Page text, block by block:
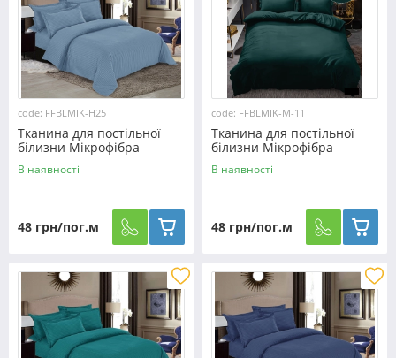
code: FFBLMIK-H25
Тканина для постільної
білизни Мікрофібра
FFBLMIK-H25 (100м)
В наявності
48 грн/пог.м
code: FFBLMIK-M-11
Тканина для постільної
білизни Мікрофібра
FFBLMIK-M-11 (100м)
В наявності
48 грн/пог.м